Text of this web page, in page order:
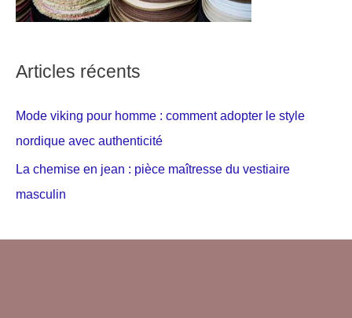
Articles récents
Mode viking pour homme : comment adopter le style
nordique avec authenticité
La chemise en jean : pièce maîtresse du vestiaire
masculin